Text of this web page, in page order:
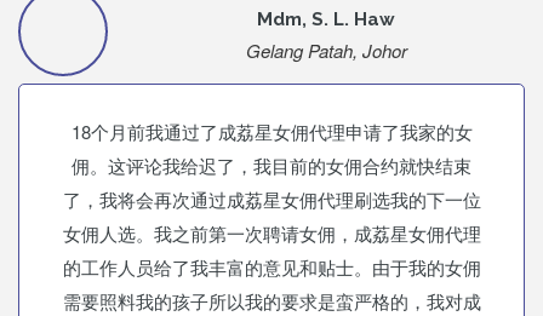
Mdm, S. L. Haw
Gelang Patah, Johor
18个月前我通过了成荔星女佣代理申请了我家的女
佣。这评论我给迟了，我目前的女佣合约就快结束
了，我将会再次通过成荔星女佣代理刷选我的下一位
女佣人选。我之前第一次聘请女佣，成荔星女佣代理
的工作人员给了我丰富的意见和贴士。由于我的女佣
需要照料我的孩子所以我的要求是蛮严格的，我对成